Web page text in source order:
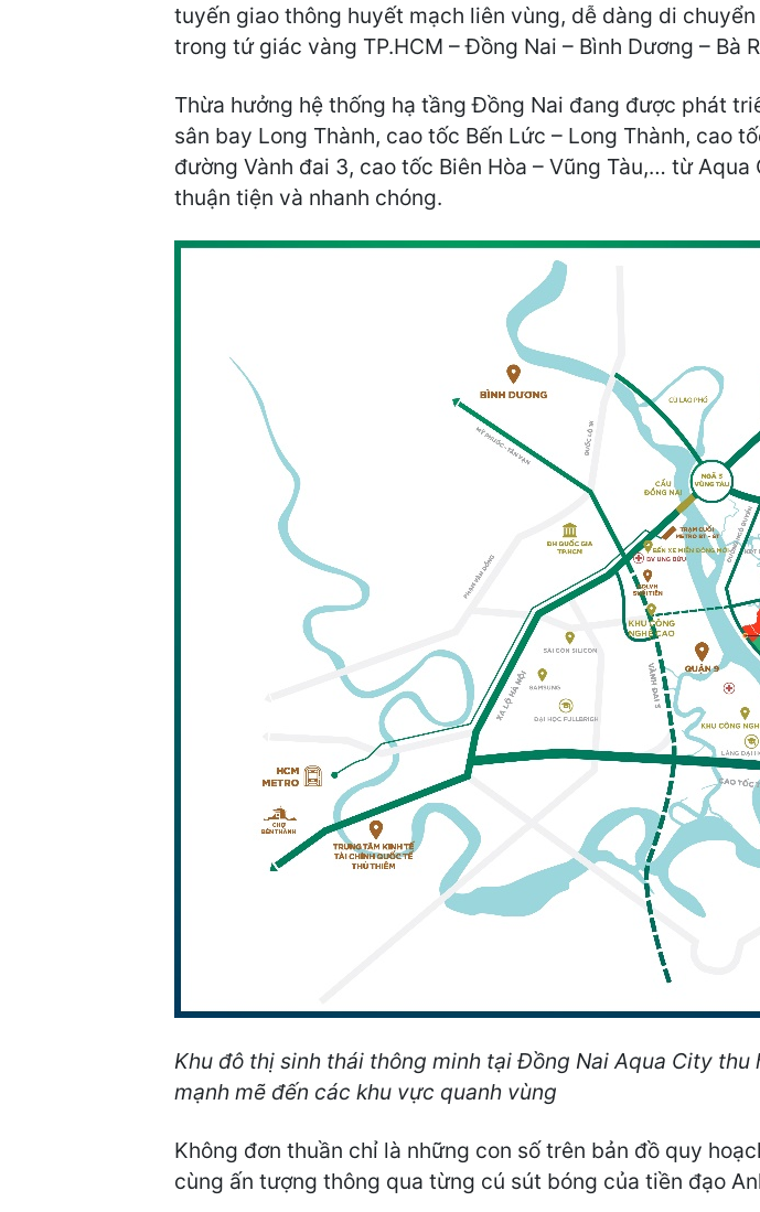
tuyến giao thông huyết mạch liên vùng, dễ dàng di
trong tứ giác vàng TP.HCM – Đồng Nai – Bình Dương – Bà
Thừa hưởng hệ thống hạ tầng Đồng Nai đang được phát
sân bay Long Thành, cao tốc Bến Lức – Long Thành, cao
đường Vành đai 3, cao tốc Biên Hòa – Vũng Tàu,… từ
thuận tiện và nhanh chóng.
Khu đô thị sinh thái thông minh tại Đồng Nai Aqua City
mạnh mẽ đến các khu vực quanh vùng
Không đơn thuần chỉ là những con số trên bản đồ quy
cùng ấn tượng thông qua từng cú sút bóng của tiền đạo